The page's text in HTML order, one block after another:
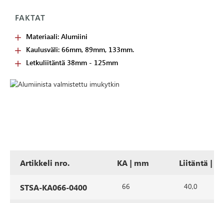
FAKTAT
Materiaali: Alumiini
Kaulusväli: 66mm, 89mm, 133mm.
Letkuliitäntä 38mm - 125mm
Artikkeli nro. KA | mm Liitäntä |
STSA-KA066-0400 66 40,0